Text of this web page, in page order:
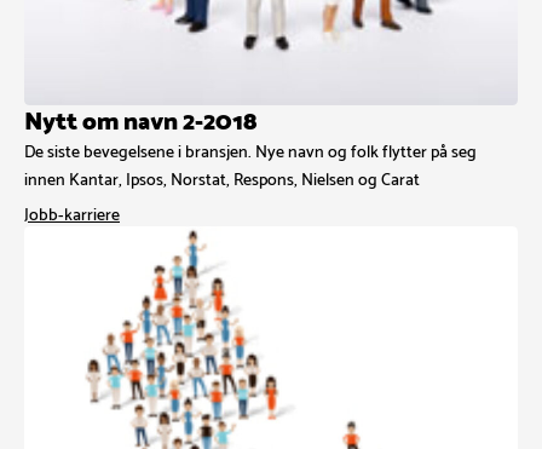
Nytt om navn 2-2018
De siste bevegelsene i bransjen. Nye navn og folk flytter på seg
innen Kantar, Ipsos, Norstat, Respons, Nielsen og Carat
Jobb-karriere